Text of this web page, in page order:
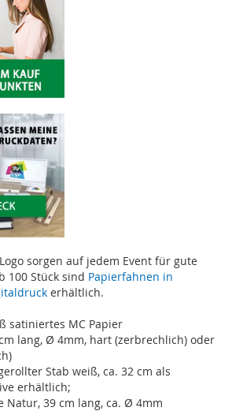
sorgen auf jedem Event für gute
100 Stück sind Papierfahnen in
erhältlich.
satiniertes MC Papier
lang, Ø 4mm, hart (zerbrechlich) oder
Stab weiß, ca. 32 cm als
erhältlich;
Natur, 39 cm lang, ca. Ø 4mm